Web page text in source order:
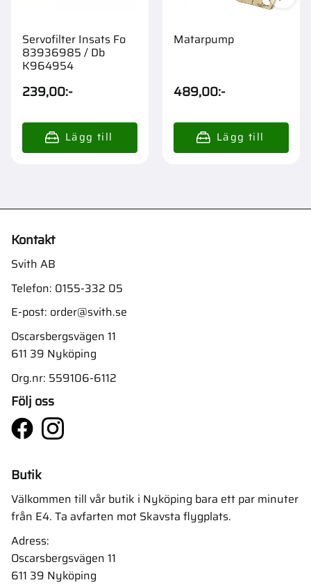
Servofilter Insats Fo
83936985 / Db
K964954
239,00:-
Matarpump
489,00:-
Kontakt
Svith AB
Telefon: 0155-332 05
E-post: order@svith.se
Oscarsbergsvägen 11
611 39 Nyköping
Org.nr: 559106-6112
Följ oss
Butik
Välkommen till vår butik i Nyköping bara ett par minuter
från E4. Ta avfarten mot Skavsta flygplats.
Adress:
Oscarsbergsvägen 11
611 39 Nyköping